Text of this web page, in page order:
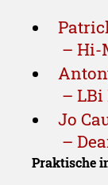
– Hi-
–
Jo
–
Praktische